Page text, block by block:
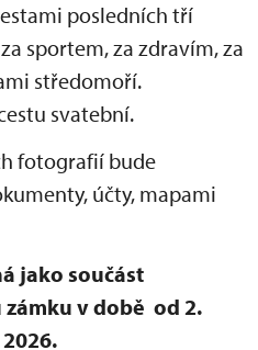
posledních tří
sportem, za zdravím, za
středomoří.
svatební.
fotografií bude
účty, mapami
jako součást
v době od 2.